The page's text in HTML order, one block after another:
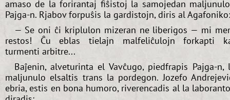
amaso de la forirantaj fiŝistoj la samojedan
Pajga-n. Rjabov forpuŝis la gardistojn, diris al Agafoniko:
— Se oni ĉi kriplulon mizeran ne liberigos — mi
restos! Ĉu eblas tielajn malfeliĉulojn forkapti
turmenti arbitre...
Baĵenin, alveturinta el Vavĉugo, piedfrapis Pajga-n,
maljunulo elsaltis trans la pordegon. Jozefo
ebria, estis en bona humoro, riverencadis al la